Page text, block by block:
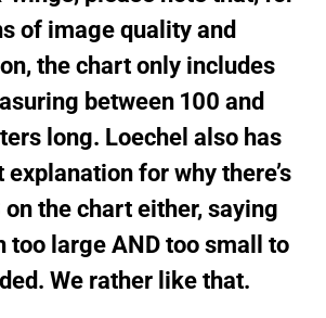
of image quality and
the chart only includes
between 100 and
long. Loechel also has
for why there’s
on the chart either, saying
too large AND too small to
We rather like that.